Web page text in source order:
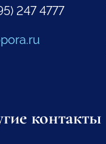
247 4777
контакты